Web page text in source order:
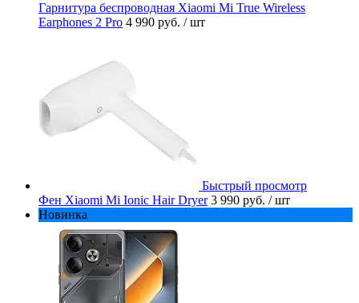
Гарнитура беспроводная Xiaomi Mi True Wireless
Earphones 2 Pro 4 990 руб. / шт
Быстрый просмотр
Фен Xiaomi Mi Ionic Hair Dryer 3 990 руб. / шт
Новинка